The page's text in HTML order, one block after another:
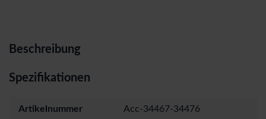
Beschreibung
Spezifikationen
Artikelnummer Acc-34467-34476